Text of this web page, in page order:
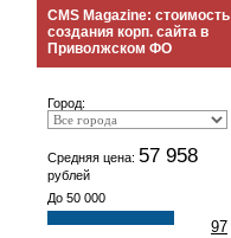
CMS Magazine: стоимость
создания корп. сайта в
Приволжском ФО
Город:
Средняя цена: 57 958
рублей
До 50 000
97